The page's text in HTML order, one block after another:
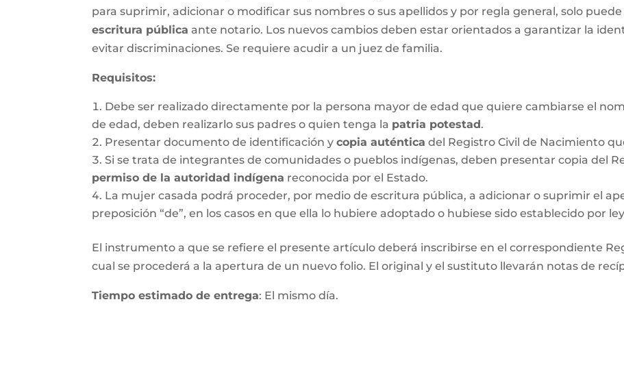
para suprimir, adicionar o modificar sus nombres o sus apellidos y por regla general, solo
escritura pública ante notario. Los nuevos cambios deben estar orientados a garantizar la
evitar discriminaciones. Se requiere acudir a un juez de familia.
Requisitos:
Debe ser realizado directamente por la persona mayor de edad que quiere cambiarse el
de edad, deben realizarlo sus padres o quien tenga la patria potestad.
Presentar documento de identificación ycopia auténtica del Registro Civil de Nacimiento
Si se trata de integrantes de comunidades o pueblos indígenas, deben presentar copia del
permiso de la autoridad indígena reconocida por el Estado.
La mujer casada podrá proceder, por medio de escritura pública, a adicionar o suprimir el
preposición “de”, en los casos en que ella lo hubiere adoptado o hubiese sido establecido por
El instrumento a que se refiere el presente artículo deberá inscribirse en el correspondiente
cual se procederá a la apertura de un nuevo folio. El original y el sustituto llevarán notas de
Tiempo estimado de entrega: El mismo día.